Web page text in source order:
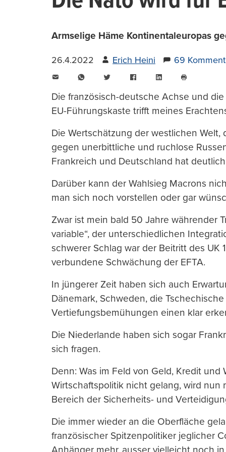
Armselige Häme Kontinentaleuropas
26.4.2022 Erich Heini 69
WhatsAppTwitter FacebookLinkedIn
Die französisch-deutsche Achse und
EU-Führungskaste trifft meines
Die Wertschätzung der westlichen
gegen unerbittliche und ruchlose
Frankreich und Deutschland hat
Darüber kann der Wahlsieg Macrons
man sich noch vorstellen oder gar
Zwar ist mein bald 50 Jahre währender
variable“, der unterschiedlichen
schwerer Schlag war der Beitritt des UK
verbundene Schwächung der EFTA.
In jüngerer Zeit haben sich auch
Dänemark, Schweden, die
Vertiefungsbemühungen einen klar
Die Niederlande haben sich sogar
sich fragen.
Denn: Was im Feld von Geld, Kredit
Wirtschaftspolitik nicht gelang, wird
Bereich der Sicherheits- und
Die immer wieder an die Oberfläche
französischer Spitzenpolitiker jeglicher